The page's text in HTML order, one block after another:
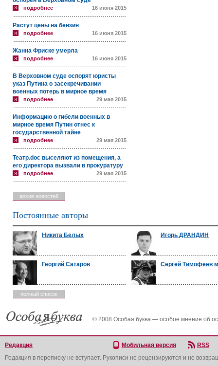
подробнее 16 июня 2015
Растут цены на бензин
подробнее 16 июня 2015
Жанна Фриске умерла
подробнее 16 июня 2015
В Верховном суде оспорят юристы
указ Путина о засекречивании
военных потерь в мирное время
подробнее 29 мая 2015
Информацию о гибели военных в
мирное время Путин отнес к
государственной тайне
подробнее 29 мая 2015
Театр.doc выселяют из помещения, а
его директора вызвали в прокуратуру
подробнее 29 мая 2015
архив новостей
Постоянные авторы
Никита Белых Игорь ДРАНДИН
Георгий Сатаров Сергей Тимофеев
полный список
© 2008 Особая буква — особое мнение об
Редакция Мобильная версия
RSS
Редакция в переписку не вступает. Рукописи не рецензируются и не